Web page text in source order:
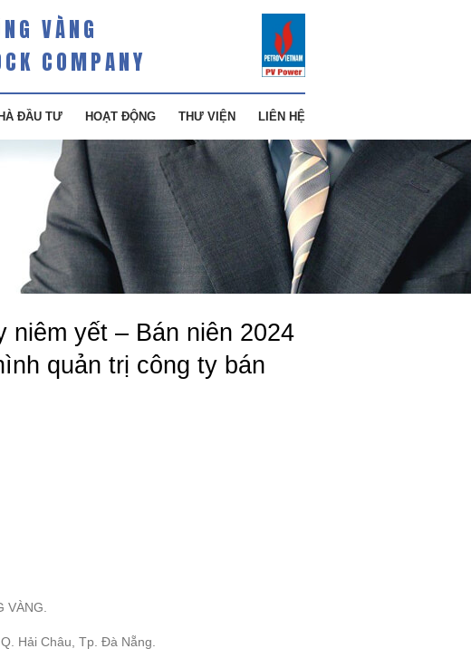
VÀNG
COMPANY
ĐẦU TƯ HOẠT ĐỘNG THƯ VIỆN LIÊN HỆ
niêm yết – Bán niên 2024
quản trị công ty bán
VÀNG.
Hải Châu, Tp. Đà Nẵng.